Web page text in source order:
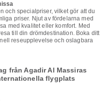
och specialpriser, vilket gör att du
priser. Njut av fördelarna med
med kvalitet eller komfort. Med
till din drömdestination. Boka ditt
reseupplevelse och oslagbara
från Agadir Al Massiras
flygplats